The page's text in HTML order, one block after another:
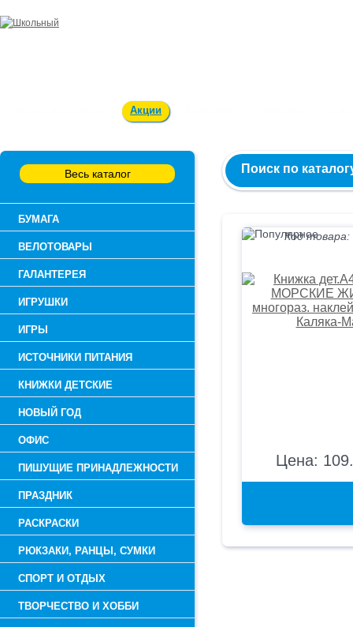
Акции
Весь каталог
БУМАГА
ВЕЛОТОВАРЫ
ГАЛАНТЕРЕЯ
ИГРУШКИ
ИГРЫ
ИСТОЧНИКИ ПИТАНИЯ
КНИЖКИ ДЕТСКИЕ
НОВЫЙ ГОД
ОФИС
ПИШУЩИЕ ПРИНАДЛЕЖНОСТИ
ПРАЗДНИК
РАСКРАСКИ
РЮКЗАКИ, РАНЦЫ, СУМКИ
СПОРТ И ОТДЫХ
ТВОРЧЕСТВО И ХОББИ
Поиск по
Код товара:
Цена: